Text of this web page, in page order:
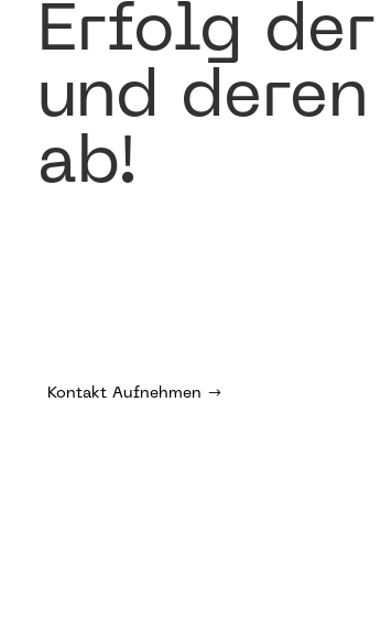
Erfolg
und
ab!
Kontakt Aufnehmen